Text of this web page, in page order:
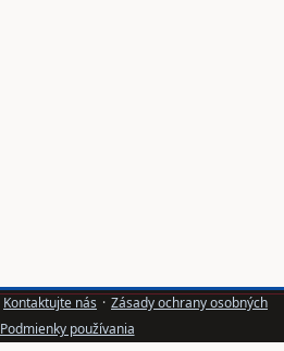
Kontaktujte nás · Zásady ochrany osobných
Podmienky používania